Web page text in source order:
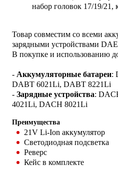
набор головок 17/19/21,
Товар совместим со всеми
зарядными устройствами
В покупке и использованию
- Аккумуляторные батареи:
DABT 6021Li, DABT 8221Li
- Зарядные устройства:
4021Li, DACH 8021Li
Преимущества
21V Li-Ion аккумулятор
Светодиодная подсветка
Реверс
Кейс в комплекте